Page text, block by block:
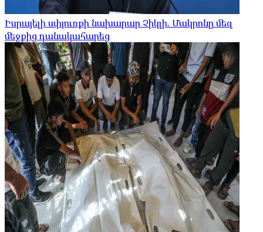
Իսրայելի սփյուռքի նախարար Չիկլի. Մակրոնը մեզ
մեջքից դանակահարեց